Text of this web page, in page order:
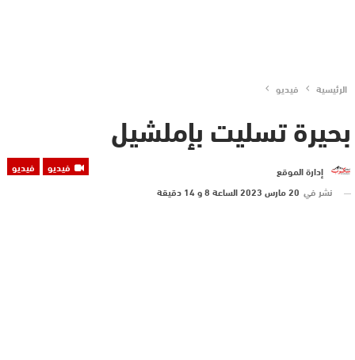
الرئيسية فيديو
بحيرة تسليت بإملشيل
فيديو فيديو
إدارة الموقع
نشر في 20 مارس 2023 الساعة 8 و 14 دقيقة